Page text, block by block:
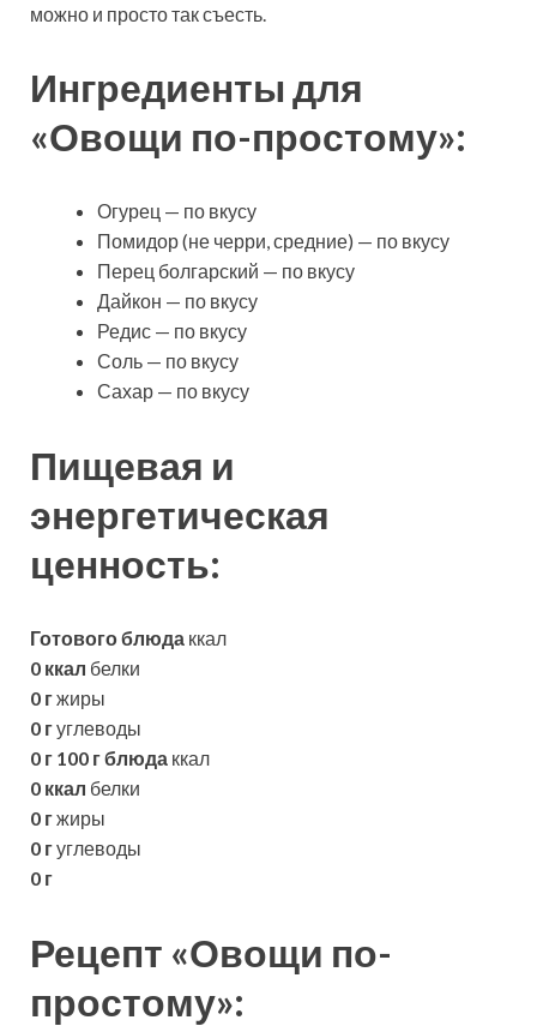
можно и просто так съесть.
Ингредиенты для
«Овощи по-простому»:
Огурец — по вкусу
Помидор (не черри, средние) — по вкусу
Перец болгарский — по вкусу
Дайкон — по вкусу
Редис — по вкусу
Соль — по вкусу
Сахар — по вкусу
Пищевая и
энергетическая
ценность:
Готового блюда ккал
0 ккал белки
0 гжиры
0 гуглеводы
0 г 100 г блюда ккал
0 ккал белки
0 гжиры
0 гуглеводы
0 г
Рецепт «Овощи по-
простому»: